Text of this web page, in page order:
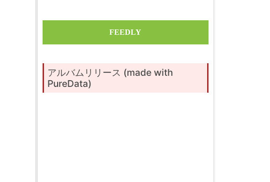
FEEDLY
アルバムリリース (made with
PureData)